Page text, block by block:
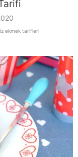
ekmek tarifleri